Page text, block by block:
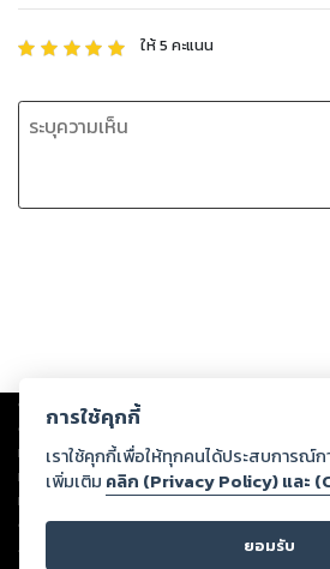
ให้5 คะแนน
Copyright © 2026
ต่อผลงานหรือเนื้อหาใดที่อัปโหลดผ่านเว็บไซต์และ
ทรัพย์สินทางปัญญาของบุคคลอื่นหรือขัดต่อกฎหม
ทุกท่านโปรดใช้วิจารณญาณในการกลั่นกรองด้วย
หนึ่งส่วนใดขัดต่อกฎหมายและศีลธรรม กรุณาแจ้ง
ดำเนินการในทันที ทั้งนี้ ทางสตอรี่ล็อกขอสงวน
ลิขสิทธิ์ พ.ศ. 2537 (ฉบับล่าสุด)
การใช้คุกกี้
เราใช้คุกกี้เพื่อให้ทุกคนได้ประสบการณ์
เพิ่มเติม คลิก (Privacy Policy) และ
ยอมรับ